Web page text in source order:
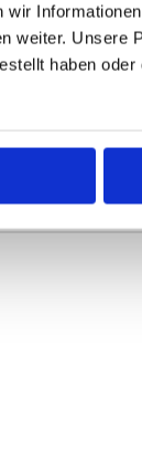
weiter. Unsere
haben
die